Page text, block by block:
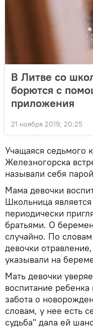
В Литве со
борются с
приложения
21 ноября 2019, 20:25
Учащаяся седьмого
Железногорска
называли себя
Мама девочки
Школьница
периодически
братьями. О
случайно. По
девочки
указывали на
Мать девочки
воспитание
забота о
словам, у нее есть
судьба" дала ей